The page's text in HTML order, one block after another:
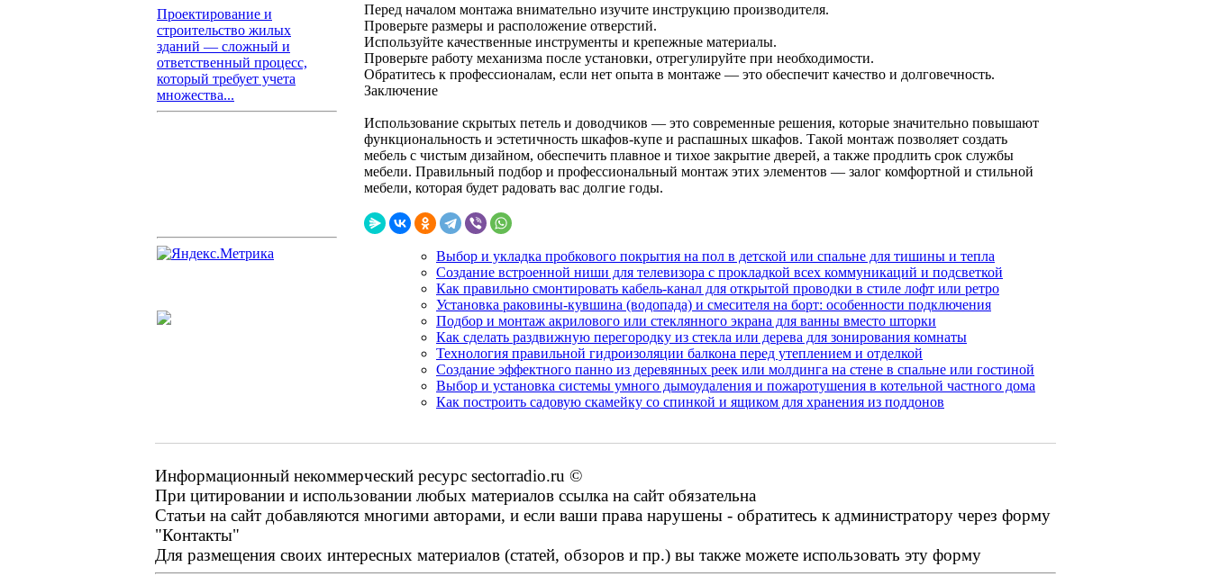
Проектирование и
строительство жилых
зданий — сложный и
ответственный процесс,
который требует учета
множества...
Перед началом монтажа внимательно изучите инструкцию производителя.
Проверьте размеры и расположение отверстий.
Используйте качественные инструменты и крепежные материалы.
Проверьте работу механизма после установки, отрегулируйте при необходимости.
Обратитесь к профессионалам, если нет опыта в монтаже — это обеспечит качество и долговечность.
Заключение
Использование скрытых петель и доводчиков — это современные решения, которые значительно повышают
функциональность и эстетичность шкафов-купе и распашных шкафов. Такой монтаж позволяет создать
мебель с чистым дизайном, обеспечить плавное и тихое закрытие дверей, а также продлить срок службы
мебели. Правильный подбор и профессиональный монтаж этих элементов — залог комфортной и стильной
мебели, которая будет радовать вас долгие годы.
Выбор и укладка пробкового покрытия на пол в детской или спальне для тишины и тепла
Создание встроенной ниши для телевизора с прокладкой всех коммуникаций и подсветкой
Как правильно смонтировать кабель-канал для открытой проводки в стиле лофт или ретро
Установка раковины-кувшина (водопада) и смесителя на борт: особенности подключения
Подбор и монтаж акрилового или стеклянного экрана для ванны вместо шторки
Как сделать раздвижную перегородку из стекла или дерева для зонирования комнаты
Технология правильной гидроизоляции балкона перед утеплением и отделкой
Создание эффектного панно из деревянных реек или молдинга на стене в спальне или гостиной
Выбор и установка системы умного дымоудаления и пожаротушения в котельной частного дома
Как построить садовую скамейку со спинкой и ящиком для хранения из поддонов
Информационный некоммерческий ресурс sectorradio.ru ©
При цитировании и использовании любых материалов ссылка на сайт обязательна
Статьи на сайт добавляются многими авторами, и если ваши права нарушены - обратитесь к администратору через форму
"Контакты"
Для размещения своих интересных материалов (статей, обзоров и пр.) вы также можете использовать эту форму